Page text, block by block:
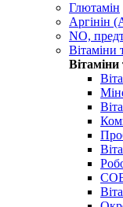
Глютамін
Аргінін
NO,
Вітаміни
Вітаміни